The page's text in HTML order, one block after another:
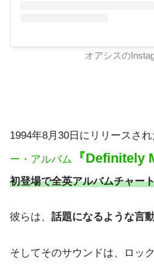
オアシスの
1994年8月30日にリリースされ
ー・アルバム 『Definitely
初登場で全英アルバムチャー
彼らは、 話題になるような言
そしてそのサウンドは、ロッ